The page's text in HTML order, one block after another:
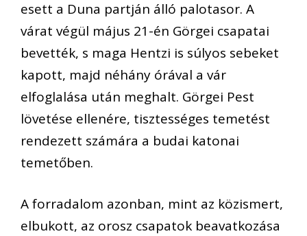
esett a Duna partján álló palotasor. A
várat végül május 21-én Görgei csapatai
bevették, s maga Hentzi is súlyos sebeket
kapott, majd néhány órával a vár
elfoglalása után meghalt. Görgei Pest
lövetése ellenére, tisztességes temetést
rendezett számára a budai katonai
temetőben.
A forradalom azonban, mint az közismert,
elbukott, az orosz csapatok beavatkozása